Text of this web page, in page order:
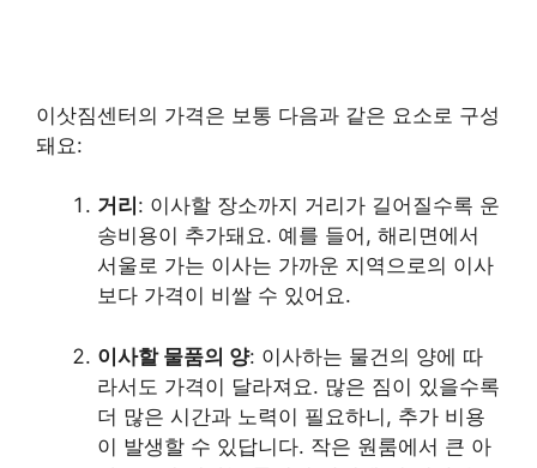
이삿짐센터의 가격은 보통 다음과 같은 요소로 구성
돼요:
거리 : 이사할 장소까지 거리가 길어질수록 운
송비용이 추가돼요. 예를 들어, 해리면에서
서울로 가는 이사는 가까운 지역으로의 이사
보다 가격이 비쌀 수 있어요.
이사할 물품의 양: 이사하는 물건의 양에 따
라서도 가격이 달라져요. 많은 짐이 있을수록
더 많은 시간과 노력이 필요하니, 추가 비용
이 발생할 수 있답니다. 작은 원룸에서 큰 아